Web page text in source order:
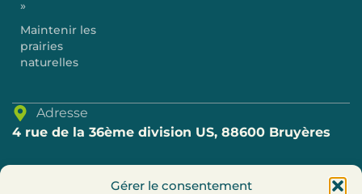
Gérer le consentement
»
Maintenir les
prairies
naturelles
Adresse
4 rue de la 36ème division US, 88600 Bruyères